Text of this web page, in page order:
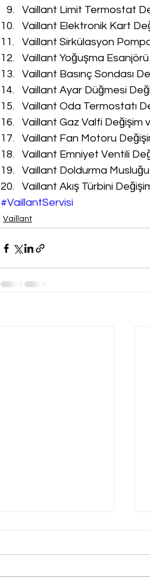
Vaillant Limit Termostat
Vaillant Elektronik Kart
Vaillant Sirkülasyon
Vaillant Yoğuşma
Vaillant Basınç Sondası
Vaillant Ayar Düğmesi
Vaillant Oda Termostatı
Vaillant Gaz Valfi Değişim
Vaillant Fan Motoru
Vaillant Emniyet Ventili
Vaillant Doldurma
Vaillant Akış Türbini
#VaillantServisi
Vaillant